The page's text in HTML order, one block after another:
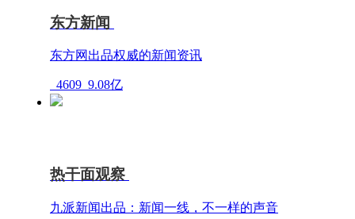
东方新闻
东方网出品权威的新闻资讯
4609 9.08亿
热干面观察
九派新闻出品：新闻一线，不一样的声音